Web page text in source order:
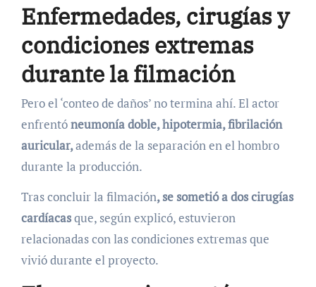
Enfermedades, cirugías y
condiciones extremas
durante la filmación
Pero el ‘conteo de daños’ no termina ahí. El actor
enfrentóneumonía doble, hipotermia, fibrilación
auricular,además de la separación en el hombro
durante la producción.
Tras concluir la filmación, se sometió a dos cirugías
cardíacasque, según explicó, estuvieron
relacionadas con las condiciones extremas que
vivió durante el proyecto.